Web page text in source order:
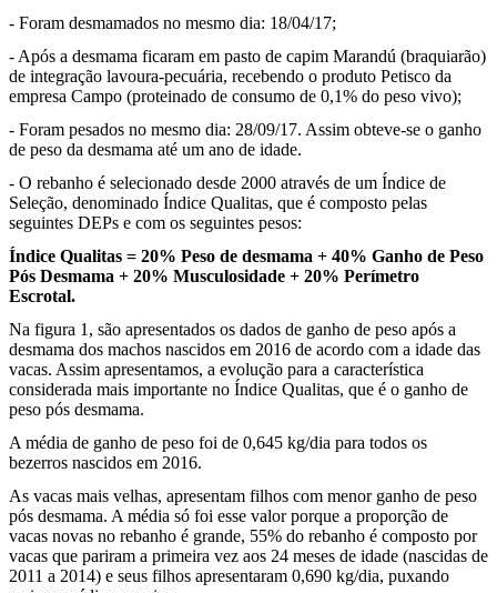
- Foram desmamados no mesmo dia: 18/04/17;
- Após a desmama ficaram em pasto de capim Marandú (braquiarão)
de integração lavoura-pecuária, recebendo o produto Petisco da
empresa Campo (proteinado de consumo de 0,1% do peso vivo);
- Foram pesados no mesmo dia: 28/09/17. Assim obteve-se o ganho
de peso da desmama até um ano de idade.
- O rebanho é selecionado desde 2000 através de um Índice de
Seleção, denominado Índice Qualitas, que é composto pelas
seguintes DEPs e com os seguintes pesos:
Índice Qualitas = 20% Peso de desmama + 40% Ganho de Peso
Pós Desmama + 20% Musculosidade + 20% Perímetro
Escrotal.
Na figura 1, são apresentados os dados de ganho de peso após a
desmama dos machos nascidos em 2016 de acordo com a idade das
vacas. Assim apresentamos, a evolução para a característica
considerada mais importante no Índice Qualitas, que é o ganho de
peso pós desmama.
A média de ganho de peso foi de 0,645 kg/dia para todos os
bezerros nascidos em 2016.
As vacas mais velhas, apresentam filhos com menor ganho de peso
pós desmama. A média só foi esse valor porque a proporção de
vacas novas no rebanho é grande, 55% do rebanho é composto por
vacas que pariram a primeira vez aos 24 meses de idade (nascidas de
2011 a 2014) e seus filhos apresentaram 0,690 kg/dia, puxando